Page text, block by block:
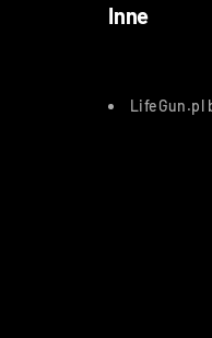
Inne
LifeGun.pl